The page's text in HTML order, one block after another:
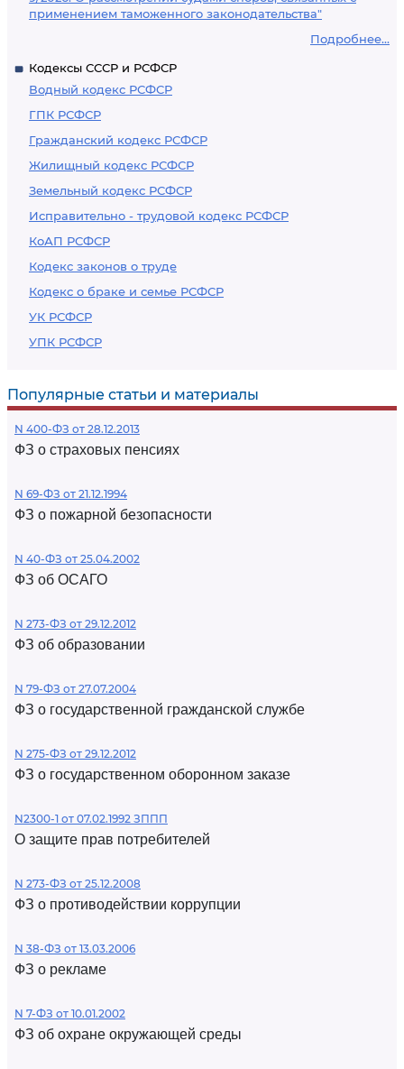
применением таможенного законодательства"
Подробнее...
Кодексы СССР и РСФСР
Водный кодекс РСФСР
ГПК РСФСР
Гражданский кодекс РСФСР
Жилищный кодекс РСФСР
Земельный кодекс РСФСР
Исправительно - трудовой кодекс РСФСР
КоАП РСФСР
Кодекс законов о труде
Кодекс о браке и семье РСФСР
УК РСФСР
УПК РСФСР
Популярные статьи и материалы
N 400-ФЗ от 28.12.2013
ФЗ о страховых пенсиях
N 69-ФЗ от 21.12.1994
ФЗ о пожарной безопасности
N 40-ФЗ от 25.04.2002
ФЗ об ОСАГО
N 273-ФЗ от 29.12.2012
ФЗ об образовании
N 79-ФЗ от 27.07.2004
ФЗ о государственной гражданской службе
N 275-ФЗ от 29.12.2012
ФЗ о государственном оборонном заказе
N2300-1 от 07.02.1992 ЗППП
О защите прав потребителей
N 273-ФЗ от 25.12.2008
ФЗ о противодействии коррупции
N 38-ФЗ от 13.03.2006
ФЗ о рекламе
N 7-ФЗ от 10.01.2002
ФЗ об охране окружающей среды